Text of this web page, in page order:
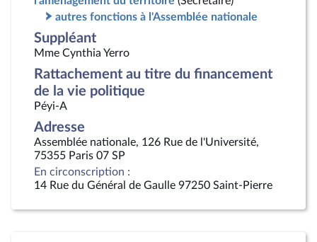
autres fonctions à l'Assemblée nationale
Suppléant
Mme Cynthia Yerro
Rattachement au titre du financement
de la vie politique
Péyi-A
Adresse
Assemblée nationale, 126 Rue de l'Université,
75355 Paris 07 SP
En circonscription :
14 Rue du Général de Gaulle 97250 Saint-Pierre